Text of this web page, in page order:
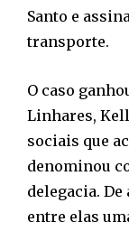
Santo e
transporte.
O caso
Linhares,
sociais que
denominou
delegacia.
entre elas